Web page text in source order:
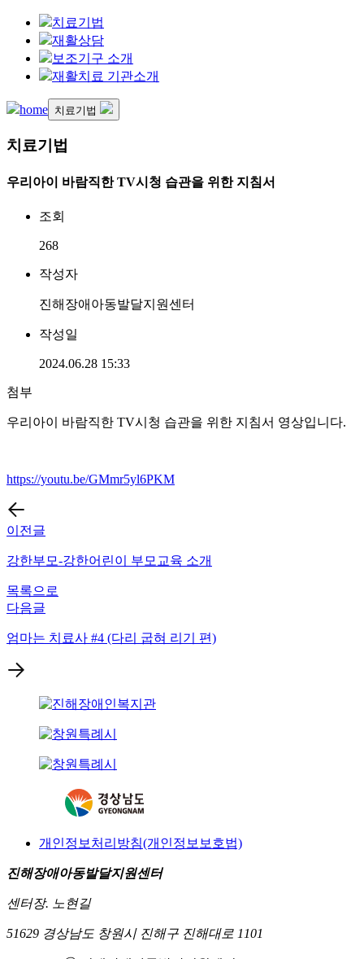
치료기법
재활상담
보조기구 소개
재활치료 기관소개
home 치료기법
치료기법
우리아이 바람직한 TV시청 습관을 위한 지침서
조회
268
작성자
진해장애아동발달지원센터
작성일
2024.06.28 15:33
첨부
우리아이 바람직한 TV시청 습관을 위한 지침서 영상입니다.
https://youtu.be/GMmr5yl6PKM
이전글
강한부모-강한어린이 부모교육 소개
목록으로
다음글
엄마는 치료사 #4 (다리 굽혀 리기 편)
개인정보처리방침(개인정보보호법)
진해장애아동발달지원센터
센터장. 노현길
51629 경상남도 창원시 진해구 진해대로 1101